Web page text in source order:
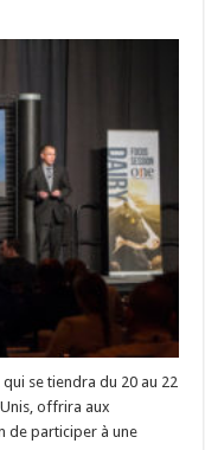
se tiendra du 20 au 22
offrira aux
de participer à une